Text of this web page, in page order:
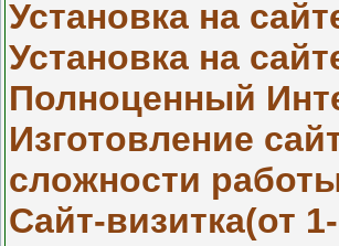
Установка на
Установка на
Полноценный
Изготовление
сложности
Сайт-визитка(от